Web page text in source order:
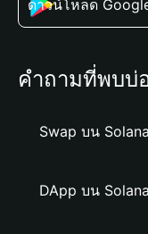
ดาวน์โหลด
คำถามที่พบบ่
Swap บน
DApp บน Solana